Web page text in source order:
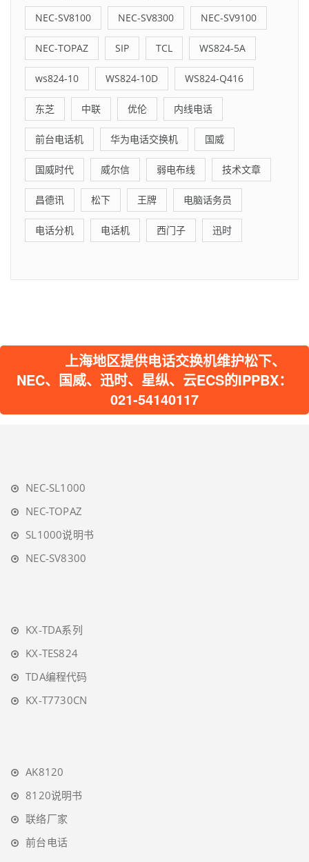
NEC-SV8100 NEC-SV8300 NEC-SV9100
NEC-TOPAZ SIP TCL WS824-5A
ws824-10 WS824-10D WS824-Q416
东芝 中联 优伦 内线电话
前台电话机 华为电话交换机 国威
国威时代 威尔信 弱电布线 技术文章
昌德讯 松下 王牌 电脑话务员
电话分机 电话机 西门子 迅时
上海地区提供电话交换机维护松下、
NEC、国威、迅时、星纵、云ECS的IPPBX：
021-54140117
NEC-SL1000
NEC-TOPAZ
SL1000说明书
NEC-SV8300
KX-TDA系列
KX-TES824
TDA编程代码
KX-T7730CN
AK8120
8120说明书
联络厂家
前台电话